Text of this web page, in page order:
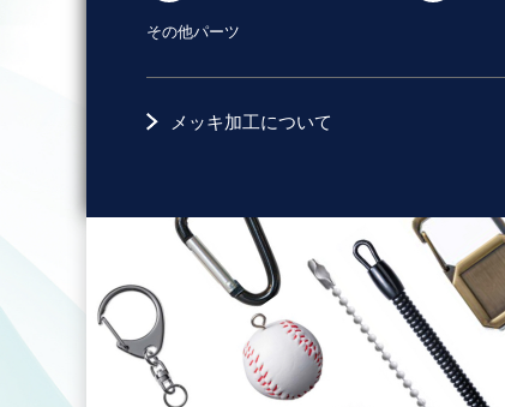
その他パーツ
メッキ加工について